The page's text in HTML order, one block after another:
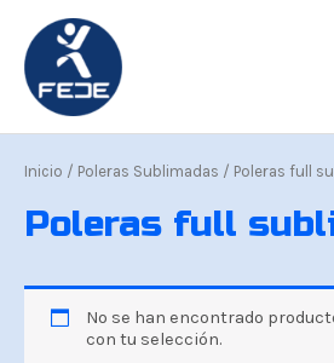
contenido
Inicio / Poleras Sublimadas / Poleras full
Poleras full
No se han encontrado
con tu selección.